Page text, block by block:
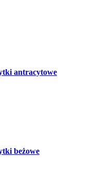
antracytowe
beżowe